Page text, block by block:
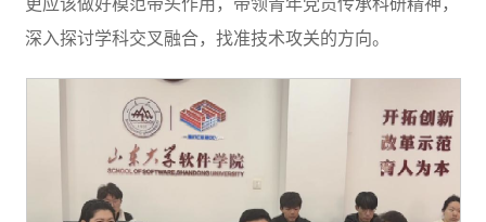
深入探讨学科交叉融合，找准技术攻关的方向。